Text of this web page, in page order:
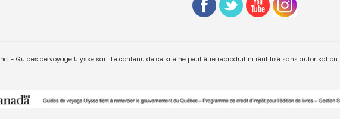
- Guides de voyage Ulysse sarl. Le contenu de ce site ne peut être reproduit ni réutilisé sans autorisation